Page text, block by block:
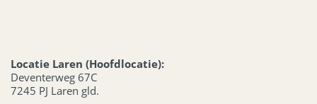
Locatie Laren (Hoofdlocatie):
Deventerweg 67C
7245 PJ Laren gld.